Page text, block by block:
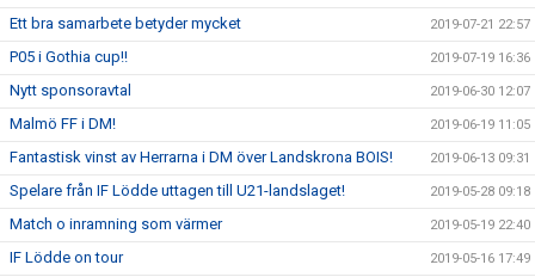
Ett bra samarbete betyder mycket 2019-07-21 22:57
P05 i Gothia cup!! 2019-07-19 16:36
Nytt sponsoravtal 2019-06-30 12:07
Malmö FF i DM! 2019-06-19 11:05
Fantastisk vinst av Herrarna i DM över Landskrona BOIS! 2019-06-13 09:31
Spelare från IF Lödde uttagen till U21-landslaget! 2019-05-28 09:18
Match o inramning som värmer 2019-05-19 22:40
IF Lödde on tour 2019-05-16 17:49